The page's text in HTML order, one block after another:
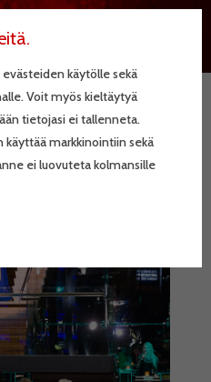
_Orig (1)
käytölle sekä
Voit myös kieltäytyä
tietojasi ei tallenneta.
markkinointiin sekä
ei luovuteta kolmansille